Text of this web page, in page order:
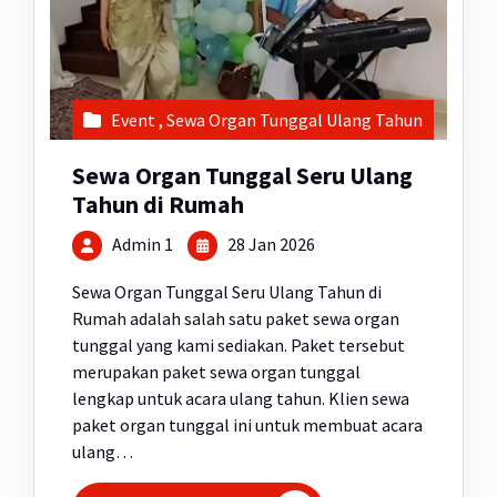
Event, Sewa Organ Tunggal Ulang Tahun
Sewa Organ Tunggal Seru Ulang
Tahun di Rumah
Admin 1 28 Jan 2026
Sewa Organ Tunggal Seru Ulang Tahun di
Rumah adalah salah satu paket sewa organ
tunggal yang kami sediakan. Paket tersebut
merupakan paket sewa organ tunggal
lengkap untuk acara ulang tahun. Klien sewa
paket organ tunggal ini untuk membuat acara
ulang…